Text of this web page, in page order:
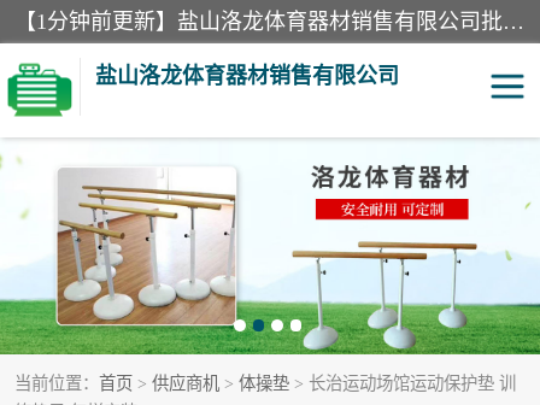
【1分钟前更新】盐山洛龙体育器材销售有限公司批量供应：300米障碍器材、400米障碍器材、部队训练器材、双杠、体操垫、舞蹈把杆等产品。盐山洛龙体育器材销售有限公司经过多年的发展，集研发，生产，销售，售后服务为一体. 奉行“质量，信誉，服务”的宗旨，以开拓创新的精神和真诚守信的态度积极进取。
盐山洛龙体育器材销售有限公司
当前位置： 首页 > 供应商机 > 体操垫 > 长治运动场馆运动保护垫 训
单双杠 舞蹈把杆
400米障碍器材 体操垫
300米障碍器材 攀爬架
塑胶跑道 400米障碍器材1